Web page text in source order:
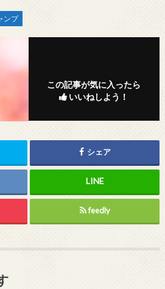
ンプ
この記事が気に入ったら
いいねしよう！
シェア
feedly